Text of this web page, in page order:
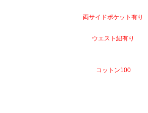
両サイドポケット有り
ウエスト紐有り
コットン100